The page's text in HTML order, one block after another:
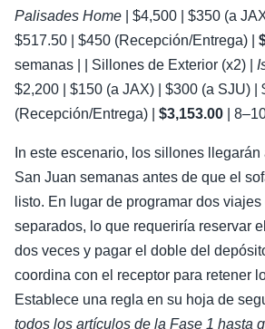
Palisades Home | $4,500 | $350 (a
$517.50 | $450 (Recepción/Entrega) |
semanas | | Sillones de Exterior (x2) |
$2,200 | $150 (a JAX) | $300 (a SJU) |
(Recepción/Entrega) | $3,153.00 |
In este escenario, los sillones
San Juan semanas antes de que el
listo. En lugar de programar dos
separados, lo que requeriría reservar
dos veces y pagar el doble del
coordina con el receptor para retener
Establece una regla en su hoja de
todos los artículos de la Fase 1 hasta